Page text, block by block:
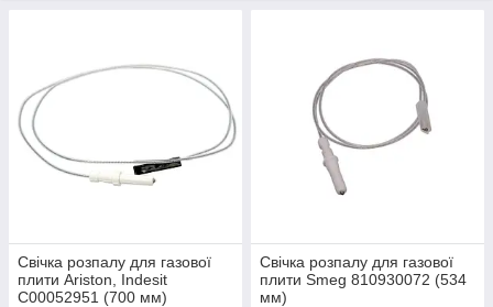
Свічка розпалу для газової
плити Ariston, Indesit
C00052951 (700 мм)
Свічка розпалу для газової
плити Smeg 810930072 (534
мм)